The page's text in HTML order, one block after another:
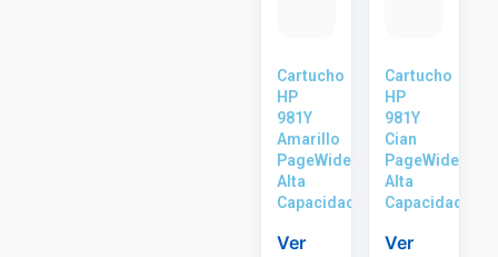
Cartucho
HP
981Y
Amarillo
PageWide
Alta
Capacidad
Ver
Cartucho
HP
981Y
Cian
PageWide
Alta
Capacidad
Ver